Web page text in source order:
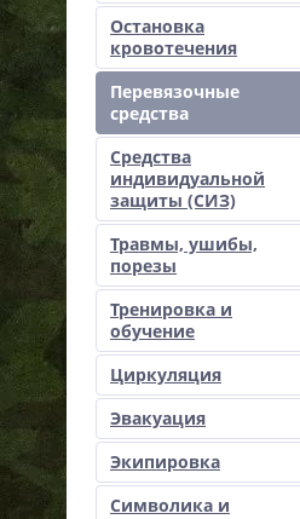
Остановка
кровотечения
Перевязочные
средства
Средства
индивидуальной
защиты (СИЗ)
Травмы, ушибы,
порезы
Тренировка и
обучение
Циркуляция
Эвакуация
Экипировка
Символика и